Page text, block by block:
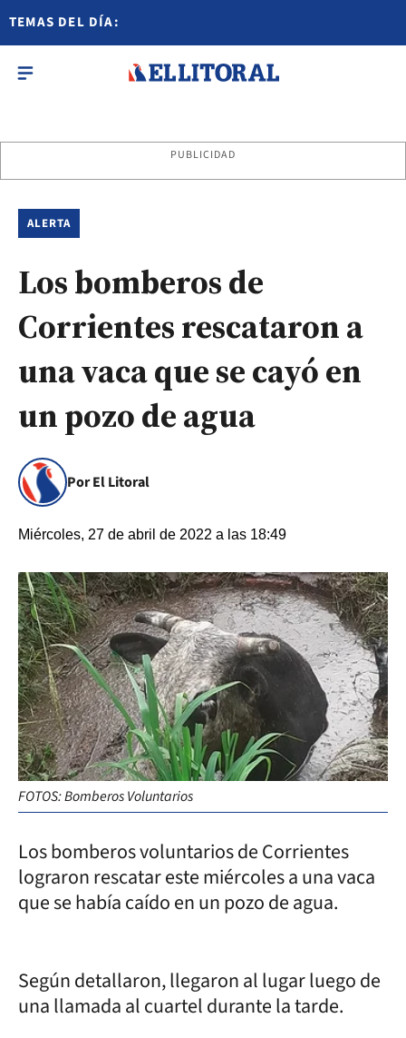
TEMAS DEL DÍA:
PUBLICIDAD
ALERTA
Los bomberos de
Corrientes rescataron a
una vaca que se cayó en
un pozo de agua
Por El Litoral
Miércoles, 27 de abril de 2022 a las 18:49
FOTOS: Bomberos Voluntarios
Los bomberos voluntarios de Corrientes
lograron rescatar este miércoles a una vaca
que se había caído en un pozo de agua.
Según detallaron, llegaron al lugar luego de
una llamada al cuartel durante la tarde.